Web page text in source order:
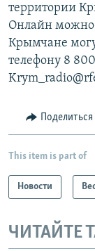
территории
Онлайн можно
Крымчане
телефону 8
Поделиться
This item is part of
Новости
ЧИТАЙТЕ